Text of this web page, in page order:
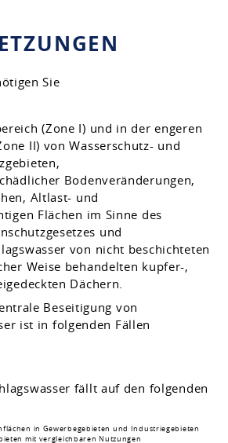
Sie
(Zone I) und in der engeren
II) von Wasserschutz- und
Bodenveränderungen,
Altlast- und
Flächen im Sinne des
und
von nicht beschichteten
Weise behandelten kupfer-,
Dächern.
Beseitigung von
ist in folgenden Fällen
fällt auf den folgenden
in Gewerbegebieten und Industriegebieten
mit vergleichbaren Nutzungen